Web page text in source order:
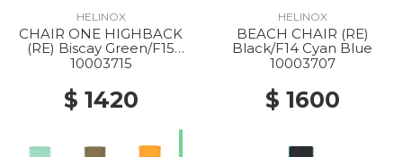
HELINOX
CHAIR ONE HIGHBACK
(RE) Biscay Green/F15
Silver
10003715
$ 1420
HELINOX
BEACH CHAIR (RE)
Black/F14 Cyan Blue
10003707
$ 1600